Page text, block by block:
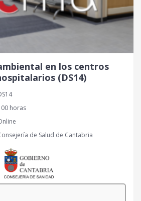
en los centros
(DS14)
horas
de Salud de Cantabria